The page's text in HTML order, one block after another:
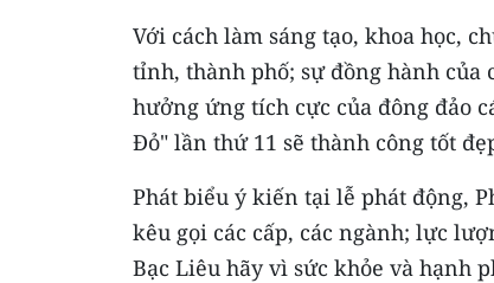
Với cách làm sáng tạo, khoa học,
tỉnh, thành phố; sự đồng hành
hưởng ứng tích cực của đông đảo
Đỏ" lần thứ 11 sẽ thành công tốt
Phát biểu ý kiến tại lễ phát động,
kêu gọi các cấp, các ngành; lực
Bạc Liêu hãy vì sức khỏe và hạnh